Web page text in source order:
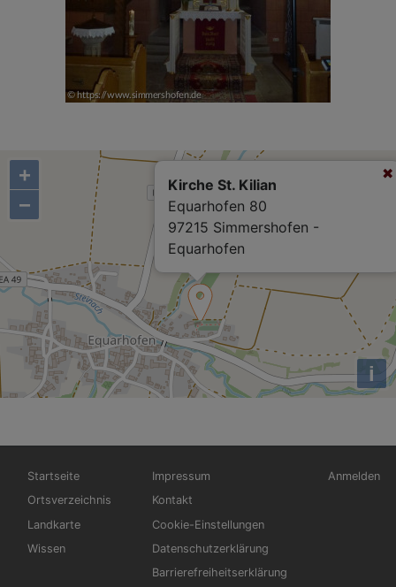
Kirche St. Kilian
Equarhofen 80
97215 Simmershofen -
Equarhofen
+
−
i
Hauptnavigation
Startseite
Ortsverzeichnis
Landkarte
Wissen
Fußbereichsmenü
Impressum
Kontakt
Cookie-Einstellungen
Datenschutzerklärung
Barrierefreiheitserklärung
Anmelden